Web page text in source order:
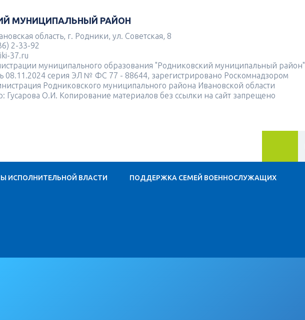
МУНИЦИПАЛЬНЫЙ РАЙОН
область, г. Родники, ул. Советская, 8
2-33-92
37.ru
муниципального образования "Родниковский муниципальный район"
08.11.2024 серия ЭЛ № ФС 77 - 88644, зарегистрировано Роскомнадзором
Родниковского муниципального района Ивановской области
Гусарова О.И. Копирование материалов без ссылки на сайт запрещено
ИСПОЛНИТЕЛЬНОЙ ВЛАСТИ ПОДДЕРЖКА СЕМЕЙ ВОЕННОСЛУЖАЩИХ